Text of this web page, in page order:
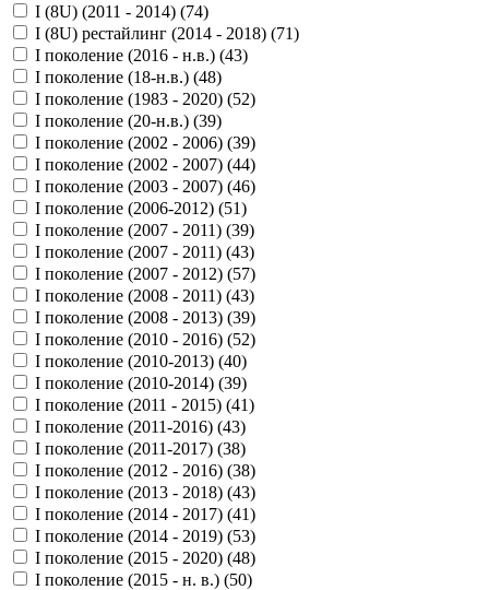
I (8U) (2011 - 2014) (74)
I (8U) рестайлинг (2014 - 2018) (71)
I поколение (2016 - н.в.) (43)
I поколение (18-н.в.) (48)
I поколение (1983 - 2020) (52)
I поколение (20-н.в.) (39)
I поколение (2002 - 2006) (39)
I поколение (2002 - 2007) (44)
I поколение (2003 - 2007) (46)
I поколение (2006-2012) (51)
I поколение (2007 - 2011) (39)
I поколение (2007 - 2011) (43)
I поколение (2007 - 2012) (57)
I поколение (2008 - 2011) (43)
I поколение (2008 - 2013) (39)
I поколение (2010 - 2016) (52)
I поколение (2010-2013) (40)
I поколение (2010-2014) (39)
I поколение (2011 - 2015) (41)
I поколение (2011-2016) (43)
I поколение (2011-2017) (38)
I поколение (2012 - 2016) (38)
I поколение (2013 - 2018) (43)
I поколение (2014 - 2017) (41)
I поколение (2014 - 2019) (53)
I поколение (2015 - 2020) (48)
I поколение (2015 - н. в.) (50)